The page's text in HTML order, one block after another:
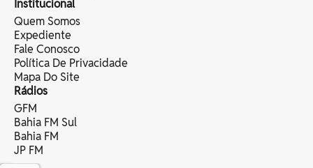
Institucional
Quem Somos
Expediente
Fale Conosco
Política De Privacidade
Mapa Do Site
Rádios
GFM
Bahia FM Sul
Bahia FM
JP FM